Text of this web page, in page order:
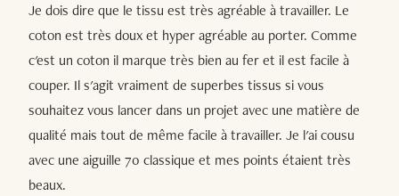
Je dois dire que le tissu est très agréable à travailler. Le
coton est très doux et hyper agréable au porter. Comme
c'est un coton il marque très bien au fer et il est facile à
couper. Il s'agit vraiment de superbes tissus si vous
souhaitez vous lancer dans un projet avec une matière de
qualité mais tout de même facile à travailler. Je l'ai cousu
avec une aiguille 70 classique et mes points étaient très
beaux.